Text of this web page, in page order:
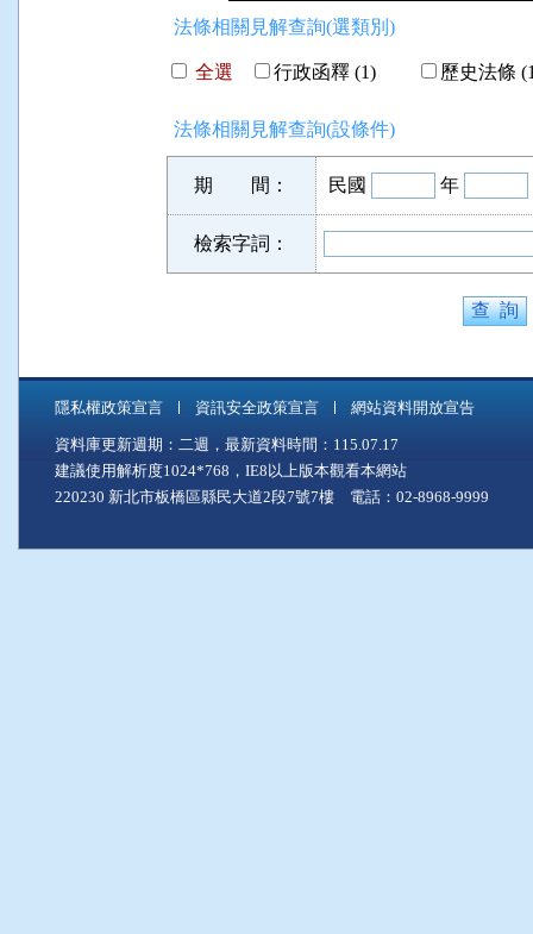
法條相關見解查詢(選類別)
全選 行政函釋 (1) 歷史法條
法條相關見解查詢(設條件)
期 間： 民國 年
檢索字詞：
隱私權政策宣言 資訊安全政策宣言 網站資料開放宣告
資料庫更新週期：二週，最新資料時間：115.07.17
建議使用解析度1024*768，IE8以上版本觀看本網站
220230 新北市板橋區縣民大道2段7號7樓 電話：02-8968-9999